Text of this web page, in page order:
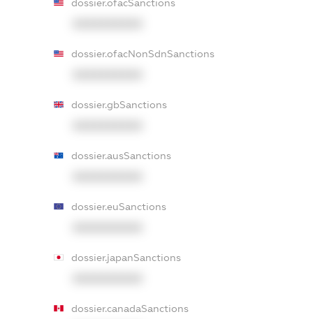
dossier.ofacSanctions
dossier.ofacNonSdnSanctions
dossier.gbSanctions
dossier.ausSanctions
dossier.euSanctions
dossier.japanSanctions
dossier.canadaSanctions